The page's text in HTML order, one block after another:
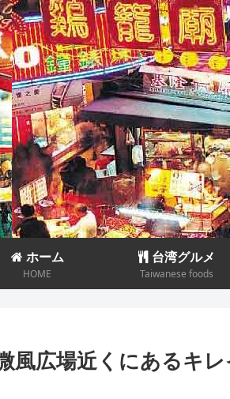
ホーム
HOME
台湾グルメ
Taiwanese foods
微風広場近くにあるキ